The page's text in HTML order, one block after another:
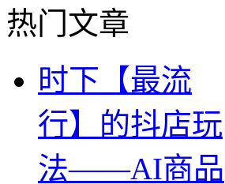
热门文章
时下【最流
行】的抖店玩
法——AI商品